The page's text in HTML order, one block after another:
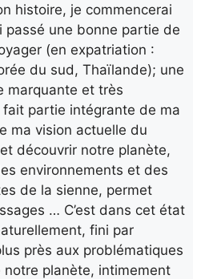
histoire, je commencerai
passé une bonne partie de
(en expatriation :
du sud, Thaïlande); une
marquante et très
partie intégrante de ma
ma vision actuelle du
découvrir notre planète,
environnements et des
de la sienne, permet
… C’est dans cet état
fini par
près aux problématiques
notre planète, intimement